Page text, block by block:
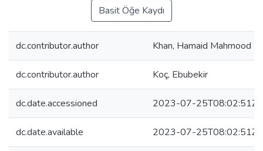
Basit Öğe Kaydı
dc.contributor.author Khan, Hamaid Mahmood
dc.contributor.author Koç, Ebubekir
dc.date.accessioned 2023-07-25T08:02:51Z
dc.date.available 2023-07-25T08:02:51Z